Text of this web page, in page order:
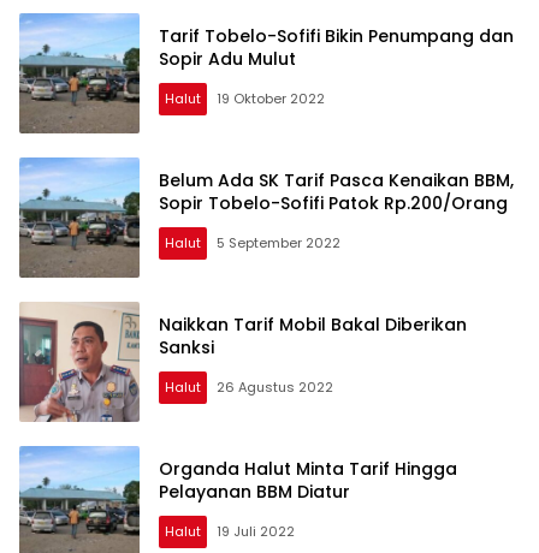
Tarif Tobelo-Sofifi Bikin Penumpang dan
Sopir Adu Mulut
Halut 19 Oktober 2022
Belum Ada SK Tarif Pasca Kenaikan BBM,
Sopir Tobelo-Sofifi Patok Rp.200/Orang
Halut 5 September 2022
Naikkan Tarif Mobil Bakal Diberikan
Sanksi
Halut 26 Agustus 2022
Organda Halut Minta Tarif Hingga
Pelayanan BBM Diatur
Halut 19 Juli 2022